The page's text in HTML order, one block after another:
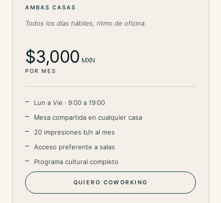
AMBAS CASAS
Todos los días hábiles, ritmo de oficina.
$3,000 MXN
POR MES
Lun a Vie · 9:00 a 19:00
Mesa compartida en cualquier casa
20 impresiones b/n al mes
Acceso preferente a salas
Programa cultural completo
QUIERO COWORKING